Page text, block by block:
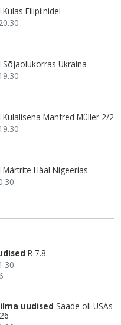
Külas Filipiinidel
Sõjaolukorras Ukraina
Külalisena Manfred Müller 2/2
Märtrite Hääl Nigeerias
R 7.8.
uudised Saade oli USAs